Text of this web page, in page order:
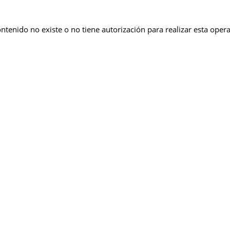
no existe o no tiene autorización para realizar esta